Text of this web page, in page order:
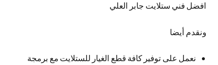
افضل فني ستلايت جابر العلي
ونقدم أيضا
نعمل على توفير كافة قطع الغيار للستلايت مع برمجة